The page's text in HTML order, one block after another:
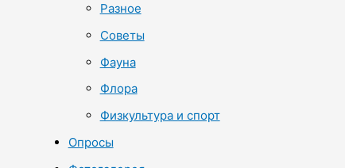
Разное
Советы
Фауна
Флора
Физкультура и спорт
Опросы